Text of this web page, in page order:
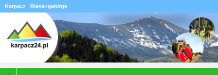
Karpacz Riesengebirge